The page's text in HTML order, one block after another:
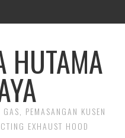
HUTAMA
PEMASANGAN KUSEN
EXHAUST HOOD